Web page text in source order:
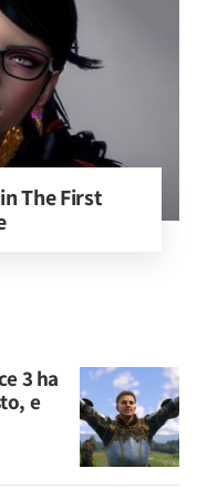
The First
3 ha
e